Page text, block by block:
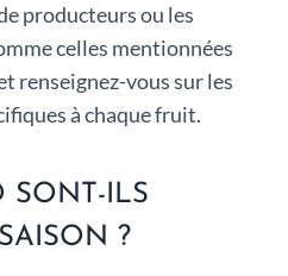
producteurs ou les
celles mentionnées
renseignez-vous sur les
à chaque fruit.
SONT-ILS
?